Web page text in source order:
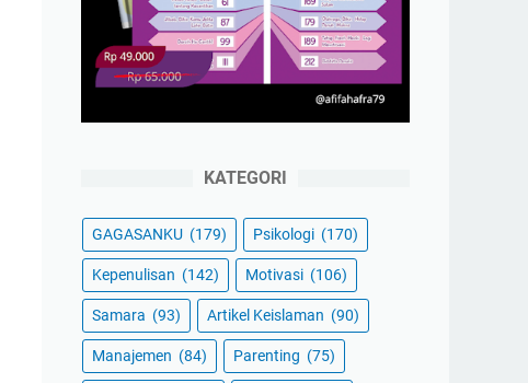
KATEGORI
GAGASANKU (179) Psikologi (170)
Kepenulisan (142) Motivasi (106)
Samara (93) Artikel Keislaman (90)
Manajemen (84) Parenting (75)